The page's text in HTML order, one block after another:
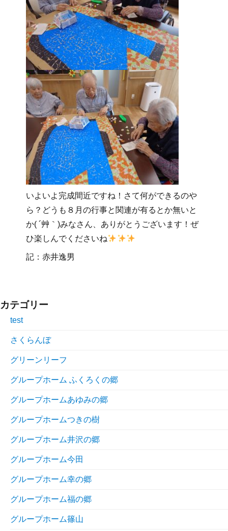
いよいよ完成間近ですね！さて何ができるのや
ら？どうも８月の行事と関連が有るとか無いと
か( ´艸｀)みなさん、ありがとうございます！ぜ
ひ楽しんでくださいね
記：赤井逸男
カテゴリー
test
さくらんぼ
グリーンリーフ
グループホーム ふくろくの郷
グループホームあゆみの郷
グループホームつきの樹
グループホーム井沢の郷
グループホーム今田
グループホーム幸の郷
グループホーム福の郷
グループホーム篠山